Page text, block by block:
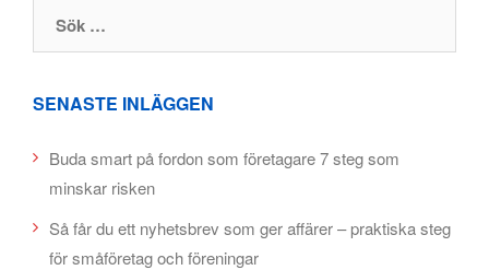
SENASTE INLÄGGEN
Buda smart på fordon som företagare 7 steg som
minskar risken
Så får du ett nyhetsbrev som ger affärer – praktiska steg
för småföretag och föreningar